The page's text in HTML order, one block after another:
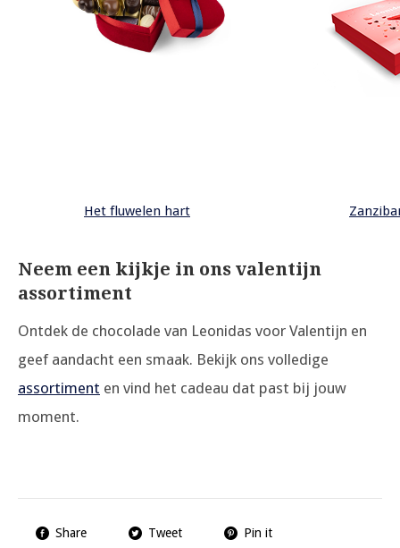
Het fluwelen hart
Neem een kijkje in ons valentijn
assortiment
Ontdek de chocolade van Leonidas voor Valentijn en
geef aandacht een smaak. Bekijk ons volledige
assortiment en vind het cadeau dat past bij jouw
moment.
Share Tweet Pin it